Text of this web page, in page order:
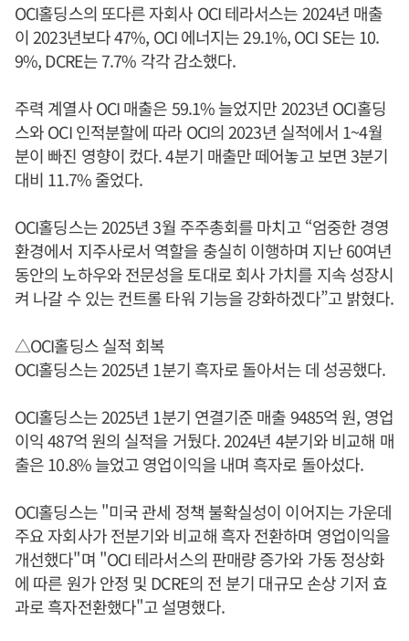
OCI홀딩스의 또다른 자회사 OCI 테라서스는 2024년 매출
이 2023년보다 47%, OCI 에너지는 29.1%, OCI SE는 10.
9%, DCRE는 7.7% 각각 감소했다.
주력 계열사 OCI 매출은 59.1% 늘었지만 2023년 OCI홀딩
스와 OCI 인적분할에 따라 OCI의 2023년 실적에서 1~4월
분이 빠진 영향이 컸다. 4분기 매출만 떼어놓고 보면 3분기
대비 11.7% 줄었다.
OCI홀딩스는 2025년 3월 주주총회를 마치고 “엄중한 경영
환경에서 지주사로서 역할을 충실히 이행하며 지난 60여년
동안의 노하우와 전문성을 토대로 회사 가치를 지속 성장시
켜 나갈 수 있는 컨트롤 타워 기능을 강화하겠다”고 밝혔다.
△OCI홀딩스 실적 회복
OCI홀딩스는 2025년 1분기 흑자로 돌아서는 데 성공했다.
OCI홀딩스는 2025년 1분기 연결기준 매출 9485억 원, 영업
이익 487억 원의 실적을 거뒀다. 2024년 4분기와 비교해 매
출은 10.8% 늘었고 영업이익을 내며 흑자로 돌아섰다.
OCI홀딩스는 "미국 관세 정책 불확실성이 이어지는 가운데
주요 자회사가 전분기와 비교해 흑자 전환하며 영업이익을
개선했다"며 "OCI 테라서스의 판매량 증가와 가동 정상화
에 따른 원가 안정 및 DCRE의 전 분기 대규모 손상 기저 효
과로 흑자전환했다"고 설명했다.